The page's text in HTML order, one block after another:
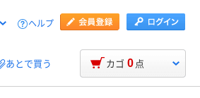
ヘルプ
あとで買う カゴ 0 点